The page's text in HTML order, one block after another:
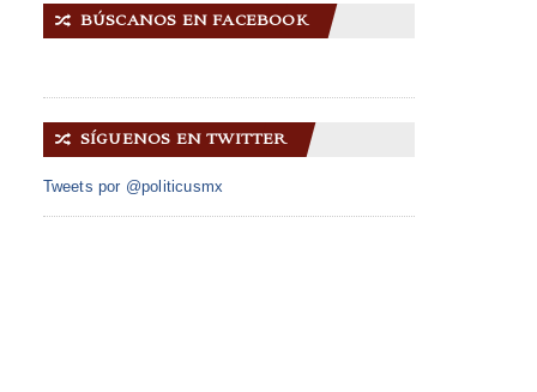
🔀 BÚSCANOS EN FACEBOOK
🔀 SÍGUENOS EN TWITTER
Tweets por @politicusmx